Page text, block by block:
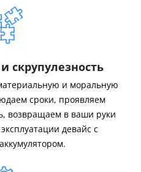
скрупулезность
и моральную
сроки, проявляем
возвращаем в ваши руки
девайс с